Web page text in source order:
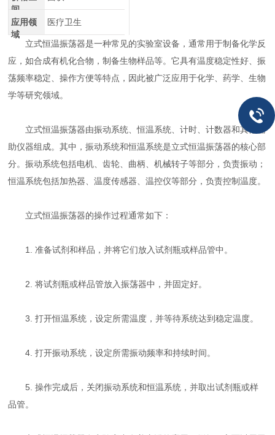
间
应用领
域
医疗卫生
立式恒温振荡器是一种常见的实验室设备，通常用于制备化学反
应，如合成有机化合物，制备生物样品等。它具有温度稳定性好、振
荡频率稳定、操作方便等特点，因此被广泛应用于化学、药学、生物
学等研究领域。
立式恒温振荡器由振动系统、恒温系统、计时、计数器和其他辅
助仪器组成。其中，振动系统和恒温系统是立式恒温振荡器的核心部
分。振动系统包括电机、齿轮、曲柄、机械转子等部分，负责振动；
恒温系统包括加热器、温度传感器、温控仪等部分，负责控制温度。
立式恒温振荡器的操作过程通常如下：
1. 准备试剂和样品，并将它们放入试剂瓶或样品管中。
2. 将试剂瓶或样品管放入振荡器中，并固定好。
3. 打开恒温系统，设定所需温度，并等待系统达到稳定温度。
4. 打开振动系统，设定所需振动频率和持续时间。
5. 操作完成后，关闭振动系统和恒温系统，并取出试剂瓶或样
品管。